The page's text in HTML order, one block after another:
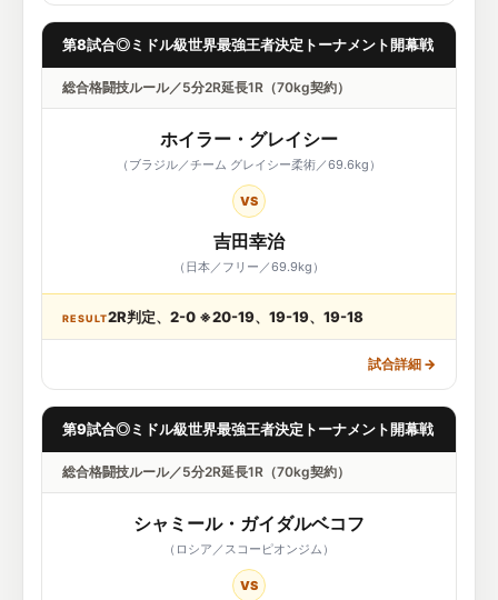
第8試合◎ミドル級世界最強王者決定トーナメント開幕戦
総合格闘技ルール／5分2R延長1R（70kg契約）
ホイラー・グレイシー
（ブラジル／チーム グレイシー柔術／69.6kg）
VS
吉田幸治
（日本／フリー／69.9kg）
RESULT2R判定、2-0 ※20-19、19-19、19-18
試合詳細 →
第9試合◎ミドル級世界最強王者決定トーナメント開幕戦
総合格闘技ルール／5分2R延長1R（70kg契約）
シャミール・ガイダルベコフ
（ロシア／スコーピオンジム）
VS